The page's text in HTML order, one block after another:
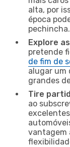
alta, por
época
pechincha.
Explore
pretende
de fim de
alugar um
grandes
Tire
ao
vantagem